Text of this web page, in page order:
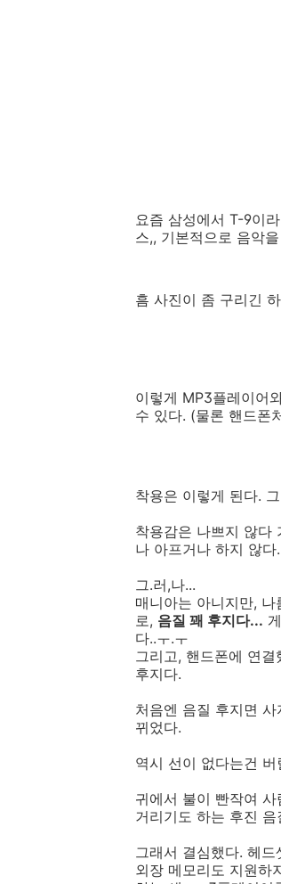
요즘 삼성에서 T-9이
스,, 기본적으로 음악
흠 사진이 좀 구리긴
이렇게 MP3플레이어
수 있다. (물론 핸드폰
착용은 이렇게 된다.
착용감은 나쁘지 않다
나 아프거나 하지 않다.
그.러,나...
매니아는 아니지만,
로, 음질 꽤 후지다...
다..ㅜ.ㅜ
그리고, 핸드폰에 연
후지다.
처음엔 음질 후지면
뀌었다.
역시 선이 없다는건
귀에서 불이 빤작여
거리기도 하는 후진
그래서 결심했다. 헤
외장 메모리도 지원하